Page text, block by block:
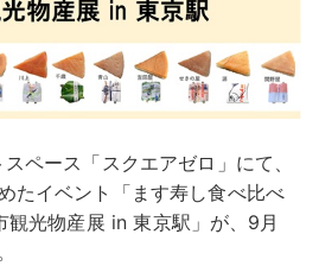
ペース「スクエアゼロ」にて、
たイベント「ます寿し食べ比べ
観光物産展 in 東京駅」が、9月